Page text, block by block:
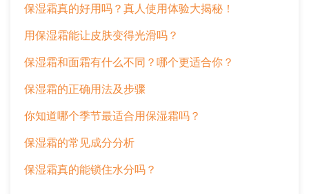
保湿霜真的好用吗？真人使用体验大揭秘！
用保湿霜能让皮肤变得光滑吗？
保湿霜和面霜有什么不同？哪个更适合你？
保湿霜的正确用法及步骤
你知道哪个季节最适合用保湿霜吗？
保湿霜的常见成分分析
保湿霜真的能锁住水分吗？